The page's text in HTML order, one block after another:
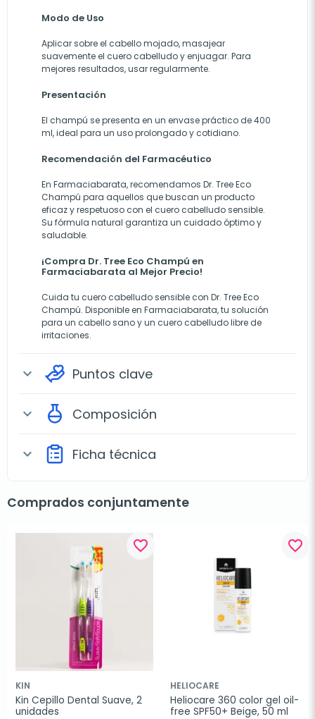
Modo de Uso
Aplicar sobre el cabello mojado, masajear
suavemente el cuero cabelludo y enjuagar. Para
mejores resultados, usar regularmente.
Presentación
El champú se presenta en un envase práctico de 400
ml, ideal para un uso prolongado y cotidiano.
Recomendación del Farmacéutico
En Farmaciabarata, recomendamos Dr. Tree Eco
Champú para aquellos que buscan un producto
eficaz y respetuoso con el cuero cabelludo sensible.
Su fórmula natural garantiza un cuidado óptimo y
saludable.
¡Compra Dr. Tree Eco Champú en
Farmaciabarata al Mejor Precio!
Cuida tu cuero cabelludo sensible con Dr. Tree Eco
Champú. Disponible en Farmaciabarata, tu solución
para un cabello sano y un cuero cabelludo libre de
irritaciones.
expand_more Puntos clave
expand_more Composición
expand_more Ficha técnica
Comprados conjuntamente
favorite_border
KIN
Kin Cepillo Dental Suave, 2
unidades
favorite_border
HELIOCARE
Heliocare 360 color gel oil-
free SPF50+ Beige, 50 ml